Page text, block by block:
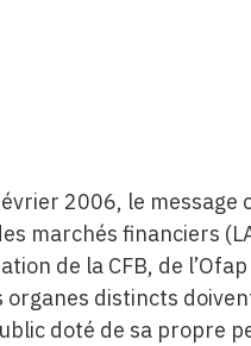
2006, le
marchés financiers
de la CFB, de
organes distincts
doté de sa propre